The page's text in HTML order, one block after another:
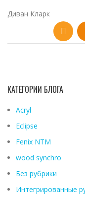
Диван Кларк
КАТЕГОРИИ БЛОГА
Acryl
Eclipse
Fenix ​​NTM
wood synchro
Без рубрики
Интегрированные